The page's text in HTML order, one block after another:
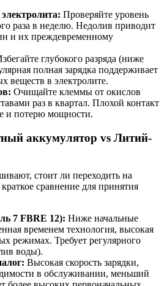
Проверяйте уровень
раза в неделю. Недолив приводит
и их преждевременному
глубокого разряда (ниже
полная зарядка поддерживает
веществ в электролите.
Очищайте клеммы от окислов
раз в квартал. Плохой контакт
и потерю мощности.
аккумулятор vs Литий-
стоит ли переходить на
сравнение для принятия
7 FBRE 12): Ниже начальные
временем технология, высокая
режимах. Требует регулярного
воды).
Высокая скорость зарядки,
в обслуживании, меньший